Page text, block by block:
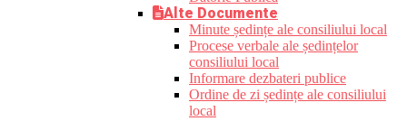
Alte Documente
Minute ședințe ale consiliului local
Procese verbale ale ședințelor
consiliului local
Informare dezbateri publice
Ordine de zi ședințe ale consiliului
local